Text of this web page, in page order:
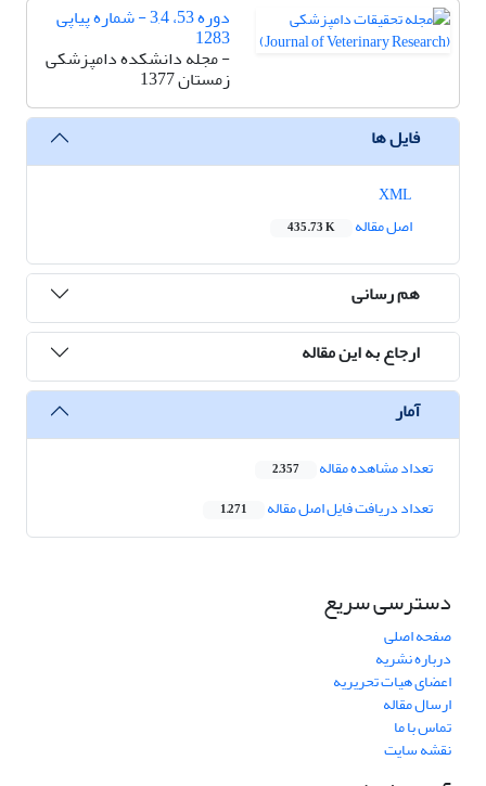
دوره 53، 3,4 - شماره پیاپی
1283
- مجله دانشکده دامپزشکی
زمستان 1377
فایل ها
اصل مقاله
435.73 K
هم رسانی
ارجاع به این مقاله
آمار
تعداد مشاهده مقاله 2,357
تعداد دریافت فایل اصل مقاله 1,271
دسترسی سریع
صفحه اصلی
درباره نشریه
اعضای هیات تحریریه
ارسال مقاله
تماس با ما
نقشه سایت